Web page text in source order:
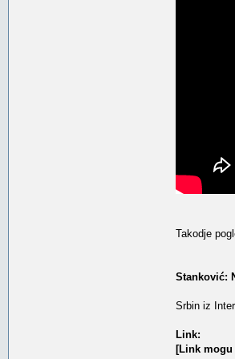
Takodje
Stanković:
Srbin iz
Link:
[Link